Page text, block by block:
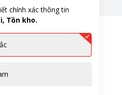
chính xác thông tin
Tồn kho.